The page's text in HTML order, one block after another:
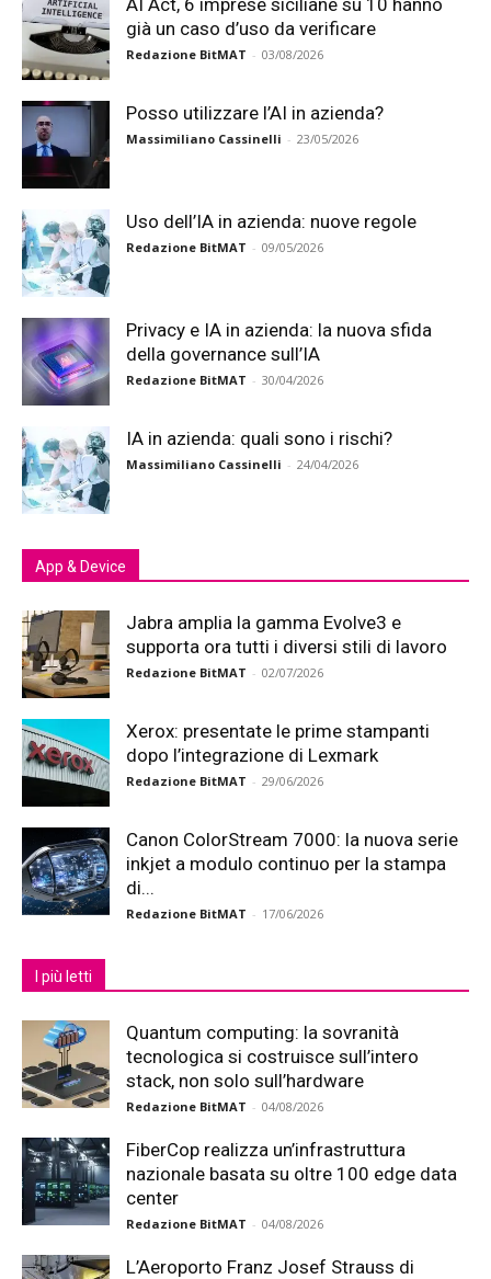
AI Act, 6 imprese siciliane su 10 hanno
già un caso d’uso da verificare
Redazione BitMAT - 03/08/2026
Posso utilizzare l’AI in azienda?
Massimiliano Cassinelli - 23/05/2026
Uso dell’IA in azienda: nuove regole
Redazione BitMAT - 09/05/2026
Privacy e IA in azienda: la nuova sfida
della governance sull’IA
Redazione BitMAT - 30/04/2026
IA in azienda: quali sono i rischi?
Massimiliano Cassinelli - 24/04/2026
App & Device
Jabra amplia la gamma Evolve3 e
supporta ora tutti i diversi stili di lavoro
Redazione BitMAT - 02/07/2026
Xerox: presentate le prime stampanti
dopo l’integrazione di Lexmark
Redazione BitMAT - 29/06/2026
Canon ColorStream 7000: la nuova serie
inkjet a modulo continuo per la stampa
di...
Redazione BitMAT - 17/06/2026
I più letti
Quantum computing: la sovranità
tecnologica si costruisce sull’intero
stack, non solo sull’hardware
Redazione BitMAT - 04/08/2026
FiberCop realizza un’infrastruttura
nazionale basata su oltre 100 edge data
center
Redazione BitMAT - 04/08/2026
L’Aeroporto Franz Josef Strauss di